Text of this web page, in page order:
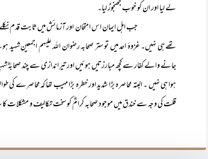
لے لیا اور ان کو خوب جھنجوڑ لیا۔
جب اہل ایمان اس امتحان اور آزمائش میں ثابت قدم نکلے تو
تھے ہی نہیں۔ غزوۂ احد میں تو ستر صحابہ رضوان اللہ علیہم اجمعین
جانے والے کفار سے کچھ مبارزتیں ہوئیں اور تیراندازی سے چند صحابہؓ
ہوا ہی نہیں ۔ البتہ محاصرہ بڑا شدید اور خطرہ بڑا مہیب تھا کہ محاصرے
قلت کی وجہ سے خندق میں موجود صحابہ کرامؓ کو سخت تکالیف و مشکلات کا